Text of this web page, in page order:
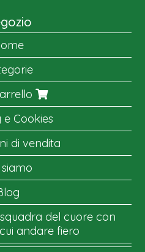
e Cookies
di vendita
siamo
del cuore con
andare fiero